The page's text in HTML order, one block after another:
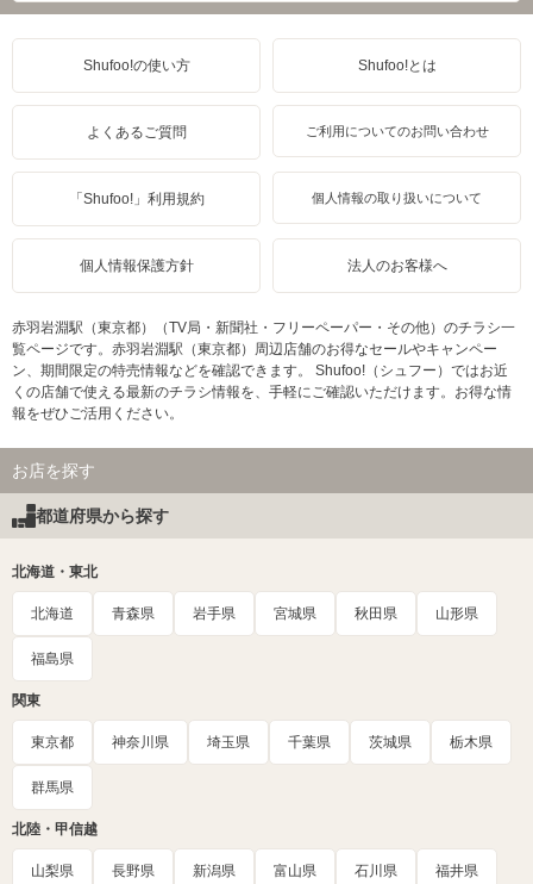
Shufoo!の使い方 Shufoo!とは
よくあるご質問 ご利用についてのお問い合わせ
「Shufoo!」利用規約 個人情報の取り扱いについて
個人情報保護方針 法人のお客様へ
赤羽岩淵駅（東京都）（TV局・新聞社・フリーペーパー・その他）のチラシ一
覧ページです。赤羽岩淵駅（東京都）周辺店舗のお得なセールやキャンペー
ン、期間限定の特売情報などを確認できます。 Shufoo!（シュフー）ではお近
くの店舗で使える最新のチラシ情報を、手軽にご確認いただけます。お得な情
報をぜひご活用ください。
お店を探す
都道府県から探す
北海道・東北
北海道 青森県 岩手県 宮城県 秋田県 山形県
福島県
関東
東京都 神奈川県 埼玉県 千葉県 茨城県 栃木県
群馬県
北陸・甲信越
山梨県 長野県 新潟県 富山県 石川県 福井県